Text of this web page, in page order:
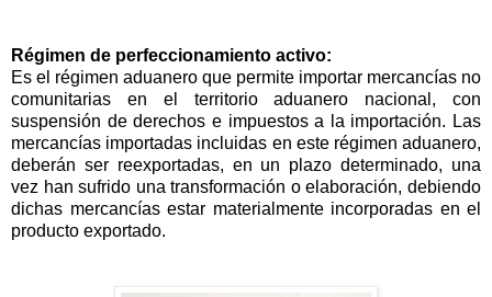
Régimen de perfeccionamiento activo:
Es el régimen aduanero que permite importar mercancías no
comunitarias en el territorio aduanero nacional, con
suspensión de derechos e impuestos a la importación. Las
mercancías importadas incluidas en este régimen aduanero,
deberán ser reexportadas, en un plazo determinado, una
vez han sufrido una transformación o elaboración, debiendo
dichas mercancías estar materialmente incorporadas en el
producto exportado.